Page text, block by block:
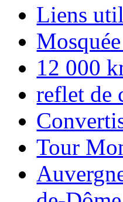
Liens
12 000
reflet de
Tour